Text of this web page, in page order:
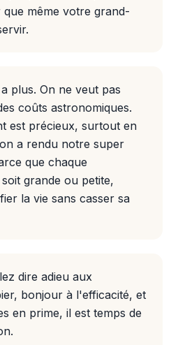
même votre grand-
plus. On ne veut pas
coûts astronomiques.
est précieux, surtout en
a rendu notre super
que chaque
grande ou petite,
la vie sans casser sa
dire adieu aux
bonjour à l'efficacité, et
en prime, il est temps de